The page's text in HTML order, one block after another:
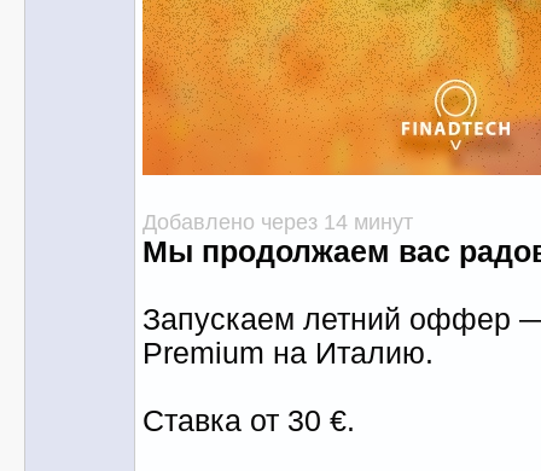
Добавлено через 14 минут
Мы продолжаем вас
Запускаем летний оффер
Premium на Италию.
Ставка от 30 €.